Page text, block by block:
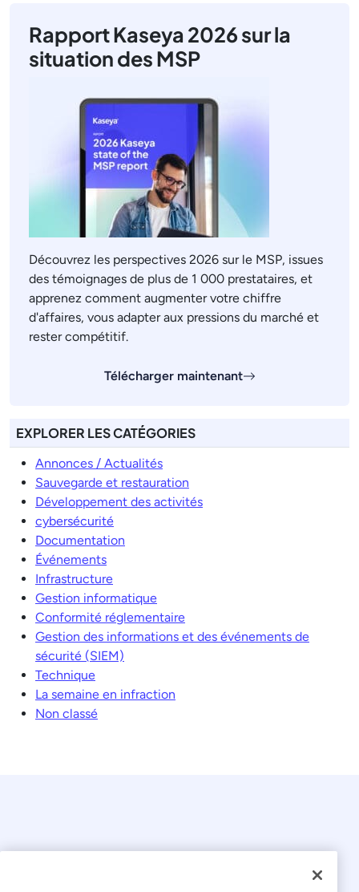
Rapport Kaseya 2026 sur la
situation des MSP
Découvrez les perspectives 2026 sur le MSP, issues
des témoignages de plus de 1 000 prestataires, et
apprenez comment augmenter votre chiffre
d'affaires, vous adapter aux pressions du marché et
rester compétitif.
Télécharger maintenant
EXPLORER LES CATÉGORIES
Annonces / Actualités
Sauvegarde et restauration
Développement des activités
cybersécurité
Documentation
Événements
Infrastructure
Gestion informatique
Conformité réglementaire
Gestion des informations et des événements de
sécurité (SIEM)
Technique
La semaine en infraction
Non classé